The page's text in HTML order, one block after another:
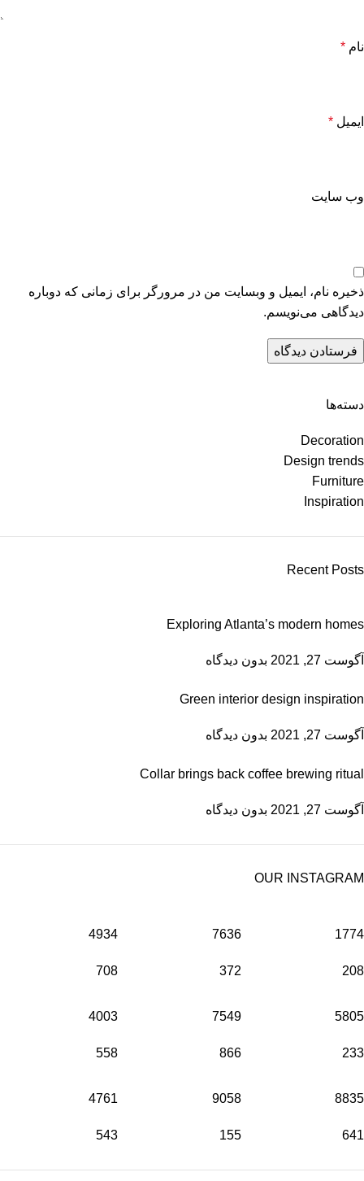
نام *
ایمیل *
وب‌ سایت
ذخیره نام، ایمیل و وبسایت من در مرورگر برای زمانی که دوباره
دیدگاهی می‌نویسم.
دسته‌ها
Decoration
Design trends
Furniture
Inspiration
Recent Posts
Exploring Atlanta’s modern homes
آگوست 27, 2021 بدون دیدگاه
Green interior design inspiration
آگوست 27, 2021 بدون دیدگاه
Collar brings back coffee brewing ritual
آگوست 27, 2021 بدون دیدگاه
OUR INSTAGRAM
1774
208
7636
372
4934
708
5805
233
7549
866
4003
558
8835
641
9058
155
4761
543